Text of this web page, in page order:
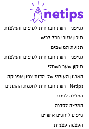
נטיפס - רשת חברתית לטיפים והמלצות
תיכון אזורי חבל לכיש
תנועת המושבים
נטיפס - רשת חברתית לטיפים והמלצות
תיקון שער חשמלי
הארגון העולמי של יהדות צפון אפריקה
Netips -רשת חברתית לחכמת ההמונים
המלצה לסרט
המלצה לסדרה
טיפים ליחסים אישיים
העצמה עצמית